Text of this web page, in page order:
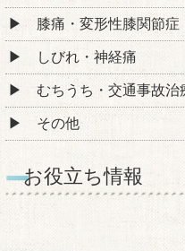
膝痛・変形性膝関節症
しびれ・神経痛
むちうち・交通事故治
その他
お役立ち情報